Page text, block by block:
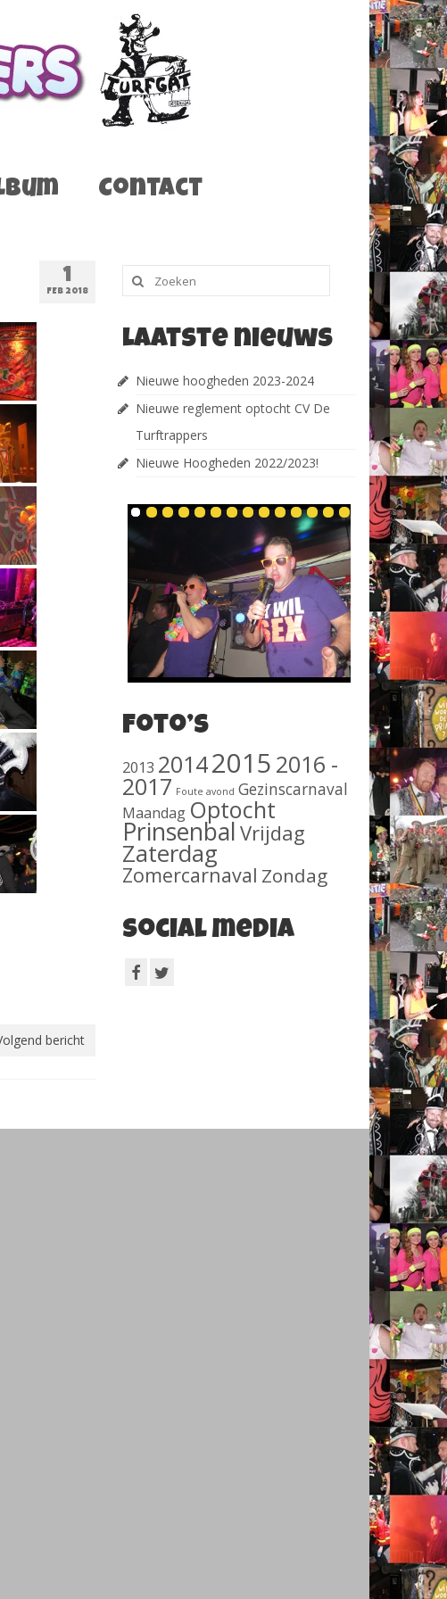
Contact
1
FEB 2018
bericht
Zoeken
naar:
Laatste nieuws
Nieuwe hoogheden 2023-2024
Nieuwe reglement optocht CV De
Turftrappers
Nieuwe Hoogheden 2022/2023!
Foto’s
2013 20142015 2016 -
2017 Foute avond Gezinscarnaval
Maandag Optocht
Prinsenbal Vrijdag
Zaterdag
Zomercarnaval Zondag
Social media